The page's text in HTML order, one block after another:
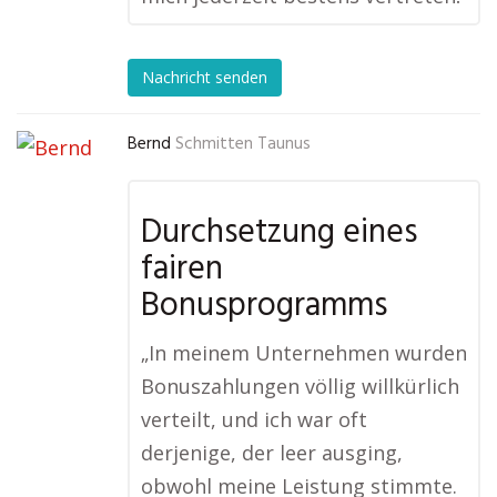
Nachricht senden
Bernd Schmitten Taunus
Durchsetzung eines
fairen
Bonusprogramms
„In meinem Unternehmen wurden
Bonuszahlungen völlig willkürlich
verteilt, und ich war oft
derjenige, der leer ausging,
obwohl meine Leistung stimmte.